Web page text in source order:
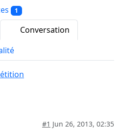
1
Conversation
#1 Jun 26, 2013, 02:35